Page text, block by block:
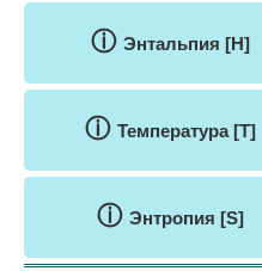
ⓘ Энтальпия [H]
ⓘ Температура [T]
ⓘ Энтропия [S]